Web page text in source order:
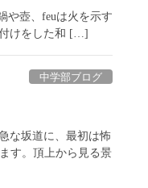
や壺、feuは火を示す
けをした和 […]
中学部ブログ
な坂道に、最初は怖
す。頂上から見る景